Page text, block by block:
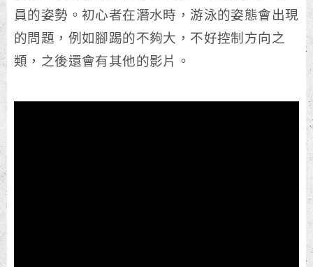
員的姿勢。初心者在潛水時，游泳的姿態會出現
的問題，例如腳踢的不夠大，不好控制方向之
類，之後還會有其他的影片。